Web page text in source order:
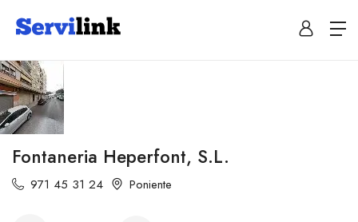
Fontaneria Heperfont, S.L.
971 45 31 24 Poniente